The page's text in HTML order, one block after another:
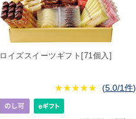
ロイズスイーツギフト[71個入]
★★★★★
★★★★★ (5.0/1件)